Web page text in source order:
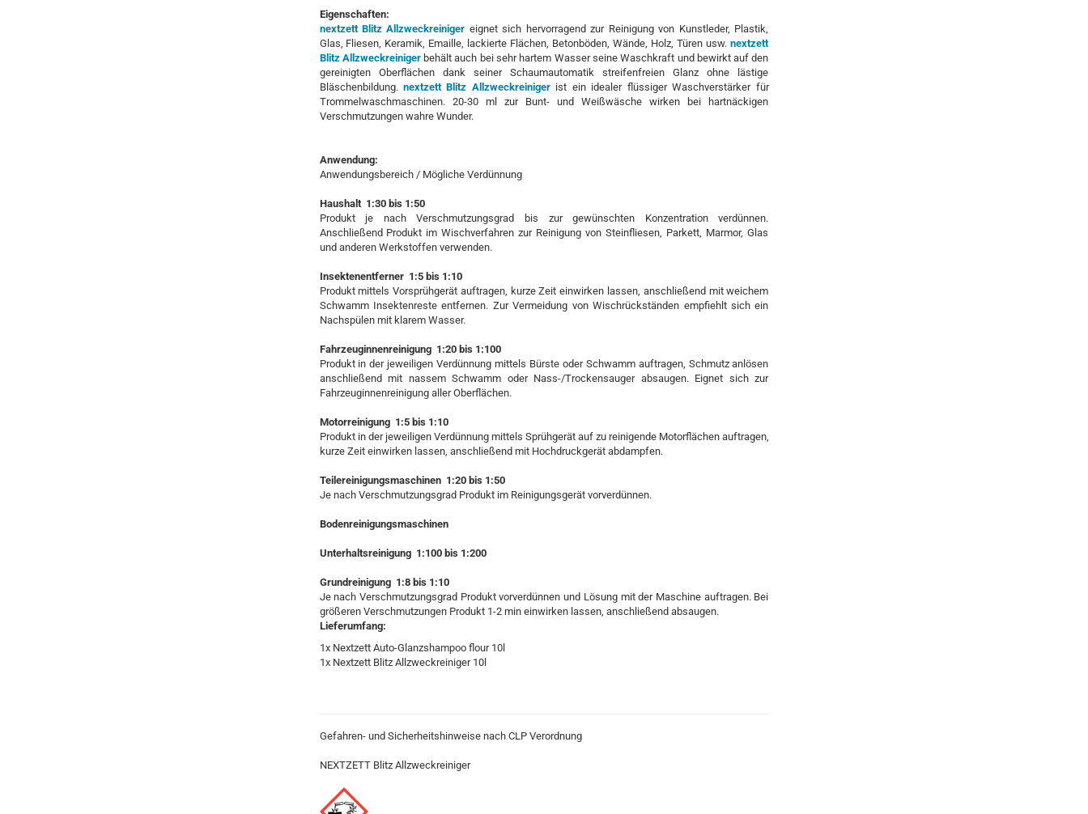
Eigenschaften:
nextzett Blitz Allzweckreiniger eignet sich hervorragend zur Reinigung von Kunstleder, Plastik,
Glas, Fliesen, Keramik, Emaille, lackierte Flächen, Betonböden, Wände, Holz, Türen usw.nextzett
Blitz Allzweckreiniger behält auch bei sehr hartem Wasser seine Waschkraft und bewirkt auf den
gereinigten Oberflächen dank seiner Schaumautomatik streifenfreien Glanz ohne lästige
Bläschenbildung. nextzett Blitz Allzweckreinigerist ein idealer flüssiger Waschverstärker für
Trommelwaschmaschinen. 20-30 ml zur Bunt- und Weißwäsche wirken bei hartnäckigen
Verschmutzungen wahre Wunder.
Anwendung:
Anwendungsbereich / Mögliche Verdünnung
Haushalt 1:30 bis 1:50
Produkt je nach Verschmutzungsgrad bis zur gewünschten Konzentration verdünnen.
Anschließend Produkt im Wischverfahren zur Reinigung von Steinfliesen, Parkett, Marmor, Glas
und anderen Werkstoffen verwenden.
Insektenentferner 1:5 bis 1:10
Produkt mittels Vorsprühgerät auftragen, kurze Zeit einwirken lassen, anschließend mit weichem
Schwamm Insektenreste entfernen. Zur Vermeidung von Wischrückständen empfiehlt sich ein
Nachspülen mit klarem Wasser.
Fahrzeuginnenreinigung 1:20 bis 1:100
Produkt in der jeweiligen Verdünnung mittels Bürste oder Schwamm auftragen, Schmutz anlösen
anschließend mit nassem Schwamm oder Nass-/Trockensauger absaugen. Eignet sich zur
Fahrzeuginnenreinigung aller Oberflächen.
Motorreinigung 1:5 bis 1:10
Produkt in der jeweiligen Verdünnung mittels Sprühgerät auf zu reinigende Motorflächen auftragen,
kurze Zeit einwirken lassen, anschließend mit Hochdruckgerät abdampfen.
Teilereinigungsmaschinen 1:20 bis 1:50
Je nach Verschmutzungsgrad Produkt im Reinigungsgerät vorverdünnen.
Bodenreinigungsmaschinen
Unterhaltsreinigung 1:100 bis 1:200
Grundreinigung 1:8 bis 1:10
Je nach Verschmutzungsgrad Produkt vorverdünnen und Lösung mit der Maschine auftragen. Bei
größeren Verschmutzungen Produkt 1-2 min einwirken lassen, anschließend absaugen.
Lieferumfang:
1x Nextzett Auto-Glanzshampoo flour 10l
1x Nextzett Blitz Allzweckreiniger 10l
Gefahren- und Sicherheitshinweise nach CLP Verordnung
NEXTZETT Blitz Allzweckreiniger